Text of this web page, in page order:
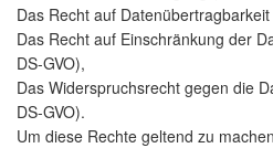
Das Recht auf
Das Recht auf Einschränkung der
DS-GVO),
Das Widerspruchsrecht gegen die
DS-GVO).
Um diese Rechte geltend zu